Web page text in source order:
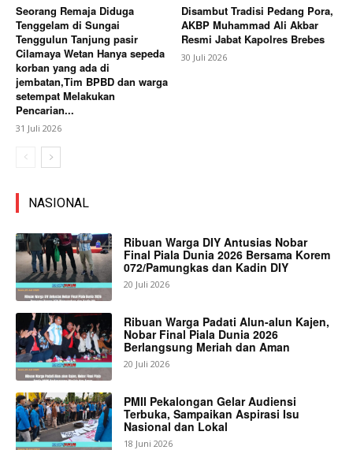
Seorang Remaja Diduga
Tenggelam di Sungai
Tenggulun Tanjung pasir
Cilamaya Wetan Hanya sepeda
korban yang ada di
jembatan,Tim BPBD dan warga
setempat Melakukan
Pencarian...
31 Juli 2026
Disambut Tradisi Pedang Pora,
AKBP Muhammad Ali Akbar
Resmi Jabat Kapolres Brebes
30 Juli 2026
NASIONAL
Ribuan Warga DIY Antusias Nobar
Final Piala Dunia 2026 Bersama Korem
072/Pamungkas dan Kadin DIY
20 Juli 2026
Ribuan Warga Padati Alun-alun Kajen,
Nobar Final Piala Dunia 2026
Berlangsung Meriah dan Aman
20 Juli 2026
PMII Pekalongan Gelar Audiensi
Terbuka, Sampaikan Aspirasi Isu
Nasional dan Lokal
18 Juni 2026